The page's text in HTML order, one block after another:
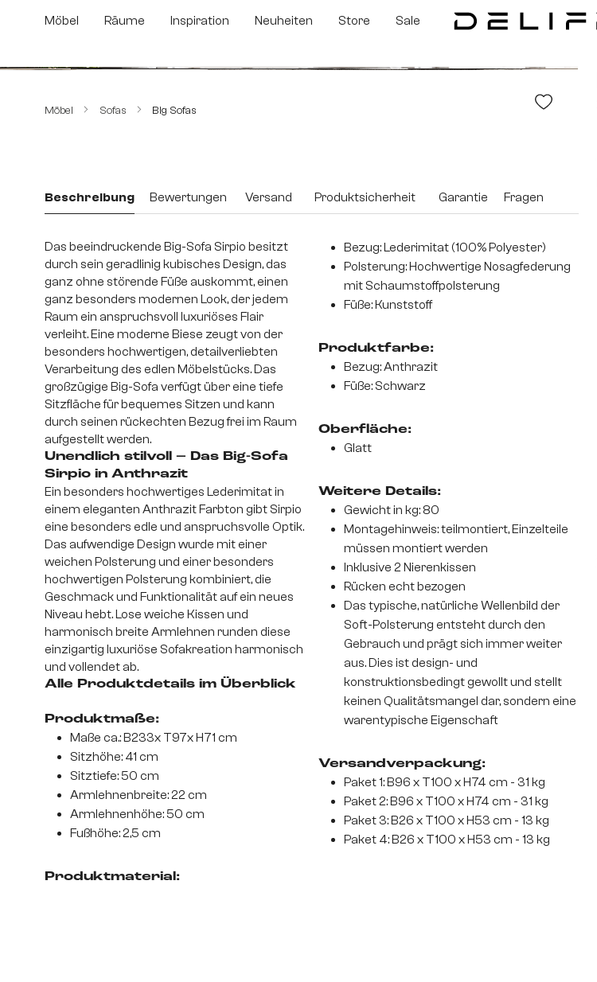
Hauptinhalt springen
Zur Suche springen
Zur Hauptnavigation springen
Möbel Räume Inspiration Neuheiten Store Sale
Möbel Sofas Big Sofas
Beschreibung Bewertungen Versand Produktsicherheit Garantie Fragen
Das beeindruckende Big-Sofa Sirpio besitzt
durch sein geradlinig kubisches Design, das
ganz ohne störende Füße auskommt, einen
ganz besonders modernen Look, der jedem
Raum ein anspruchsvoll luxuriöses Flair
verleiht. Eine moderne Biese zeugt von der
besonders hochwertigen, detailverliebten
Verarbeitung des edlen Möbelstücks. Das
großzügige Big-Sofa verfügt über eine tiefe
Sitzfläche für bequemes Sitzen und kann
durch seinen rückechten Bezug frei im Raum
aufgestellt werden.
Unendlich stilvoll – Das Big-Sofa
Sirpio in Anthrazit
Ein besonders hochwertiges Lederimitat in
einem eleganten Anthrazit Farbton gibt Sirpio
eine besonders edle und anspruchsvolle Optik.
Das aufwendige Design wurde mit einer
weichen Polsterung und einer besonders
hochwertigen Polsterung kombiniert, die
Geschmack und Funktionalität auf ein neues
Niveau hebt. Lose weiche Kissen und
harmonisch breite Armlehnen runden diese
einzigartig luxuriöse Sofakreation harmonisch
und vollendet ab.
Alle Produktdetails im Überblick
Produktmaße:
Maße ca.: B233x T97x H71 cm
Sitzhöhe: 41 cm
Sitztiefe: 50 cm
Armlehnenbreite: 22 cm
Armlehnenhöhe: 50 cm
Fußhöhe: 2,5 cm
Produktmaterial:
Bezug: Lederimitat (100% Polyester)
Polsterung: Hochwertige Nosagfederung
mit Schaumstoffpolsterung
Füße: Kunststoff
Produktfarbe:
Bezug: Anthrazit
Füße: Schwarz
Oberfläche:
Glatt
Weitere Details:
Gewicht in kg: 80
Montagehinweis: teilmontiert, Einzelteile
müssen montiert werden
Inklusive 2 Nierenkissen
Rücken echt bezogen
Das typische, natürliche Wellenbild der
Soft-Polsterung entsteht durch den
Gebrauch und prägt sich immer weiter
aus. Dies ist design- und
konstruktionsbedingt gewollt und stellt
keinen Qualitätsmangel dar, sondern eine
warentypische Eigenschaft
Versandverpackung:
Paket 1: B96 x T100 x H74 cm - 31 kg
Paket 2: B96 x T100 x H74 cm - 31 kg
Paket 3: B26 x T100 x H53 cm - 13 kg
Paket 4: B26 x T100 x H53 cm - 13 kg